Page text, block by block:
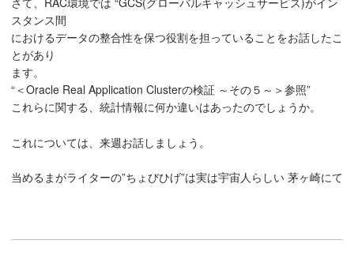
スタンス間
におけるデータの整合性を保つ役割を担っていることをお話したこ
とがあり
ます。
“＜Oracle Real Application Clusterの検証 ～その５～＞参照”
これらに関する、統計情報に何か違いはあったのでしょうか。
これについては、来週お話しましょう。
当めるまがライターの”ちょびひげ”は実は宇宙人らしい 茅ヶ崎にて